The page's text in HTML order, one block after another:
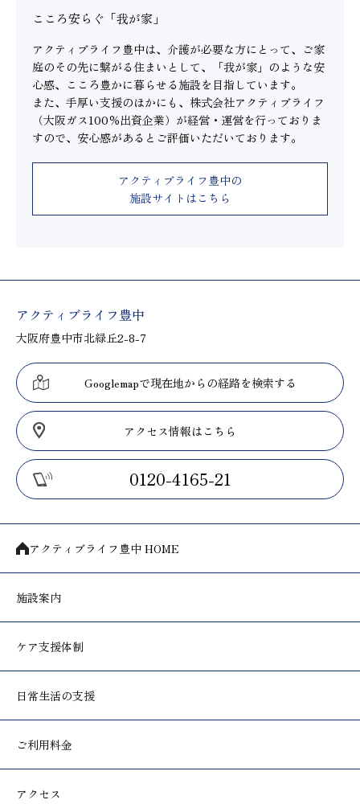
こころ安らぐ「我が家」
アクティブライフ豊中は、介護が必要な方にとって、ご家
庭のその先に繋がる住まいとして、「我が家」のような安
心感、こころ豊かに暮らせる施設を目指しています。
また、手厚い支援のほかにも、株式会社アクティブライフ
（大阪ガス100％出資企業）が経営・運営を行っておりま
すので、安心感があるとご評価いただいております。
アクティブライフ豊中の
施設サイトはこちら
アクティブライフ豊中
大阪府豊中市北緑丘2-8-7
Googlemapで現在地からの経路を検索する
アクセス情報はこちら
0120-4165-21
アクティブライフ豊中 HOME
施設案内
ケア支援体制
日常生活の支援
ご利用料金
アクセス